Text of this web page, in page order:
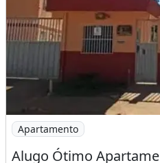
Imagem: Alugo Ótimo
Apartamento